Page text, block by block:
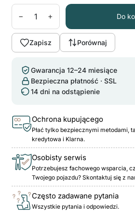
− + Do
Zapisz Porównaj
Gwarancja 12–24 miesiące
Bezpieczna płatność · SSL
14 dni na odstąpienie
Ochrona kupującego
Płać tylko bezpiecznymi metodami,
kredytowa i Klarna.
Osobisty serwis
Potrzebujesz fachowego wsparcia,
Twojego pojazdu? Skontaktuj się z
Często zadawane pytania
Wszystkie pytania i odpowiedzi.